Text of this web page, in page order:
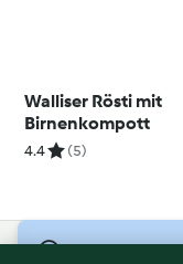
Walliser Rösti mit
Birnenkompott
4.4 (5)